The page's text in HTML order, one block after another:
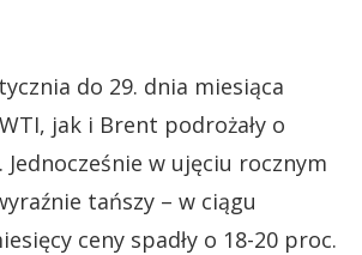
do 29. dnia miesiąca
jak i Brent podrożały o
w ujęciu rocznym
tańszy – w ciągu
ceny spadły o 18-20 proc.